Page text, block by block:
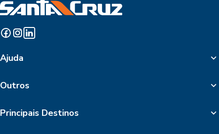
Ajuda
Outros
Principais Destinos